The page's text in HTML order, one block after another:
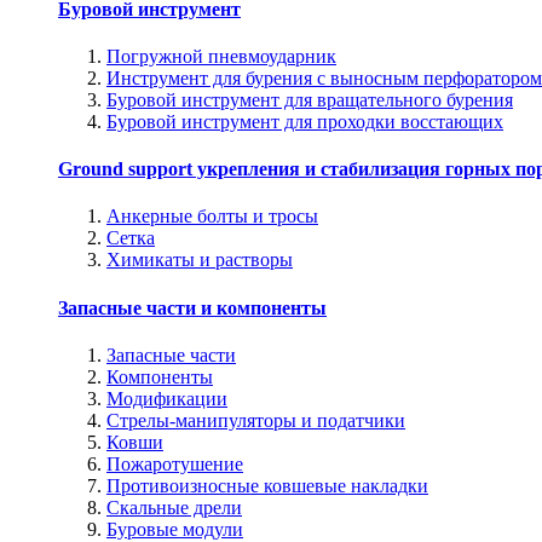
Буровой инструмент
Погружной пневмоударник
Инструмент для бурения с выносным перфоратором
Буровой инструмент для вращательного бурения
Буровой инструмент для проходки восстающих
Ground support укрепления и стабилизация горных
Анкерные болты и тросы
Сетка
Химикаты и растворы
Запасные части и компоненты
Запасные части
Компоненты
Модификации
Стрелы-манипуляторы и податчики
Ковши
Пожаротушение
Противоизносные ковшевые накладки
Скальные дрели
Буровые модули